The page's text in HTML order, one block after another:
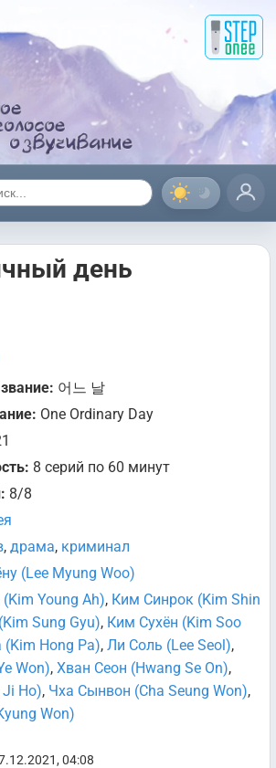
день
어느 날
One Ordinary Day
8 серий по 60 минут
8/8
, драма, криминал
(Lee Myung Woo)
Young Ah), Ким Синрок (Kim Shin
Sung Gyu), Ким Сухён (Kim Soo
Hong Pa), Ли Соль (Lee Seol),
Won), Хван Сеон (Hwang Se On),
Ho), Чха Сынвон (Cha Seung Won),
Won)
04:08